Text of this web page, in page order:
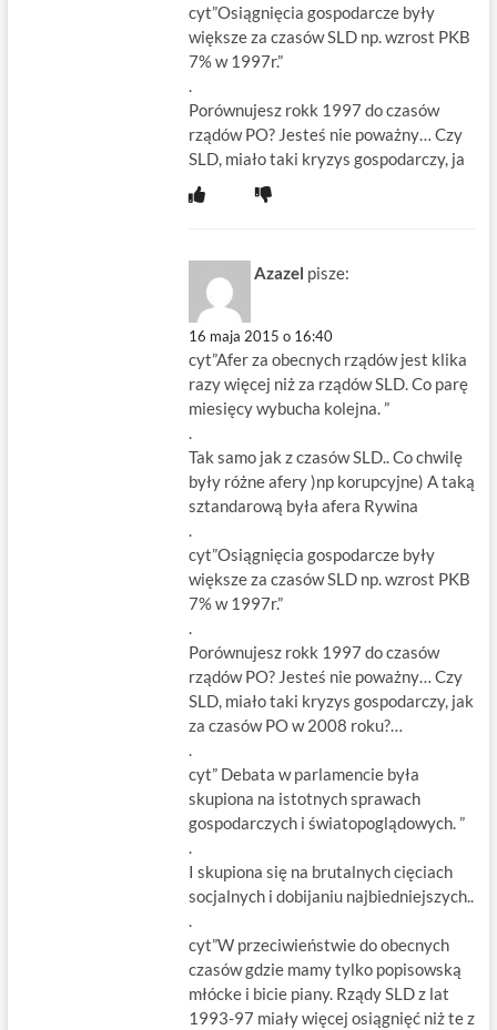
cyt”Osiągnięcia gospodarcze były
większe za czasów SLD np. wzrost PKB
7% w 1997r.”
.
Porównujesz rokk 1997 do czasów
rządów PO? Jesteś nie poważny… Czy
SLD, miało taki kryzys gospodarczy, ja
Azazel pisze:
16 maja 2015 o 16:40
cyt”Afer za obecnych rządów jest klika
razy więcej niż za rządów SLD. Co parę
miesięcy wybucha kolejna. ”
.
Tak samo jak z czasów SLD.. Co chwilę
były różne afery )np korupcyjne) A taką
sztandarową była afera Rywina
.
cyt”Osiągnięcia gospodarcze były
większe za czasów SLD np. wzrost PKB
7% w 1997r.”
.
Porównujesz rokk 1997 do czasów
rządów PO? Jesteś nie poważny… Czy
SLD, miało taki kryzys gospodarczy, jak
za czasów PO w 2008 roku?…
.
cyt” Debata w parlamencie była
skupiona na istotnych sprawach
gospodarczych i światopoglądowych. ”
.
I skupiona się na brutalnych cięciach
socjalnych i dobijaniu najbiedniejszych..
.
cyt”W przeciwieństwie do obecnych
czasów gdzie mamy tylko popisowską
młócke i bicie piany. Rządy SLD z lat
1993-97 miały więcej osiągnięć niż te z